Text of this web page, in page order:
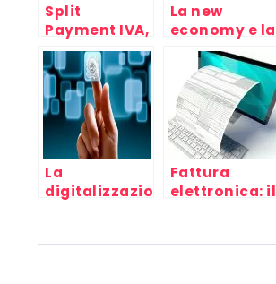
Split
Payment IVA,
come
funziona?
La new
economy e la
crisi del
capitale,
mondo del
lavoro e
capitalismo
La
digitalizzazione
amministrazione
Fattura
elettronica: il